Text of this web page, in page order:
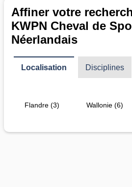
Affiner votre
KWPN Cheval de
Néerlandais
Localisation Disciplines
Flandre (3) Wallonie (6)